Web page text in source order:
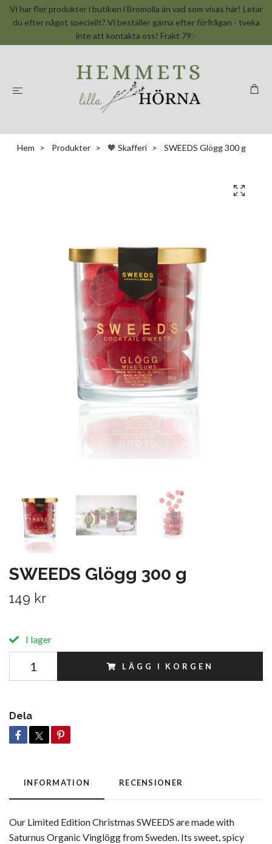
Vi har fler produkter i butiken i Bromölla än vad som visas här! Letar
du efter något speciellt? Vi beställer gärna efter förfrågan - tveka
inte att kontakta oss! Frakt 79:-
Hem Produkter 🧡 Skafferi SWEEDS Glögg 300 g
SWEEDS Glögg 300 g
149 kr
I lager
LÄGG I KORGEN
Dela
INFORMATION RECENSIONER
Our Limited Edition Christmas SWEEDS are made with
Saturnus Organic Vinglögg from Sweden. Its sweet, spicy